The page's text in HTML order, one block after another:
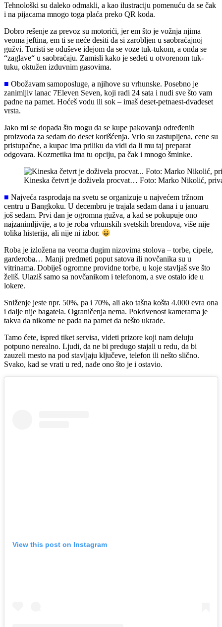
Tehnološki su daleko odmakli, a kao ilustraciju pomenuću da se čak
i na pijacama mnogo toga plaća preko QR koda.
Dobro rešenje za prevoz su motorići, jer em što je vožnja njima
veoma jeftina, em ti se neće desiti da si zarobljen u saobraćajnoj
gužvi. Turisti se oduševe idejom da se voze tuk-tukom, a onda se
“zaglave“ u saobraćaju. Zamisli kako je sedeti u otvorenom tuk-
tuku, oktužen izduvnim gasovima.
■ Obožavam samoposluge, a njihove su vrhunske. Posebno je
zanimljiv lanac 7Eleven Seven, koji radi 24 sata i nudi sve što vam
padne na pamet. Hoćeš vodu ili sok – imaš deset-petnaest-dvadeset
vrsta.
Jako mi se dopada što mogu da se kupe pakovanja određenih
proizvoda za sedam do deset korišćenja. Vrlo su zastupljena, cene su
pristupačne, a kupac ima priliku da vidi da li mu taj preparat
odgovara. Kozmetika ima tu opciju, pa čak i mnogo šminke.
Kineska četvrt je doživela procvat… Foto: Marko Nikolić,
■ Najveća rasprodaja na svetu se organizuje u najvećem tržnom
centru u Bangkoku. U decembru je trajala sedam dana i u januaru
još sedam. Prvi dan je ogromna gužva, a kad se pokupuje ono
najzanimljivije, a to je roba vrhunskih svetskih brendova, više nije
tolika histerija, ali nije ni izbor.
Roba je izložena na veoma dugim nizovima stolova – torbe, cipele,
garderoba… Manji predmeti poput satova ili novčanika su u
vitrinama. Dobiješ ogromne providne torbe, u koje stavljaš sve što
želiš. Ulaziš samo sa novčanikom i telefonom, a sve ostalo ide u
lokere.
Sniženje jeste npr. 50%, pa i 70%, ali ako tašna košta 4.000 evra ona
i dalje nije bagatela. Ograničenja nema. Pokrivenost kamerama je
takva da nikome ne pada na pamet da nešto ukrade.
Tamo ćete, ispred tiket servisa, videti prizore koji nam deluju
potpuno nerealno. Ljudi, da ne bi predugo stajali u redu, da bi
zauzeli mesto na pod stavljaju ključeve, telefon ili nešto slično.
Svako, kad se vrati u red, nađe ono što je i ostavio.
View this post on Instagram